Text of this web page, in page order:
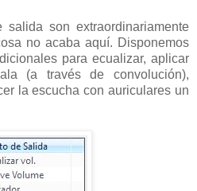
son extraordinariamente
no acaba aquí. Disponemos
para ecualizar, aplicar
(a través de convolución),
la escucha con auriculares un